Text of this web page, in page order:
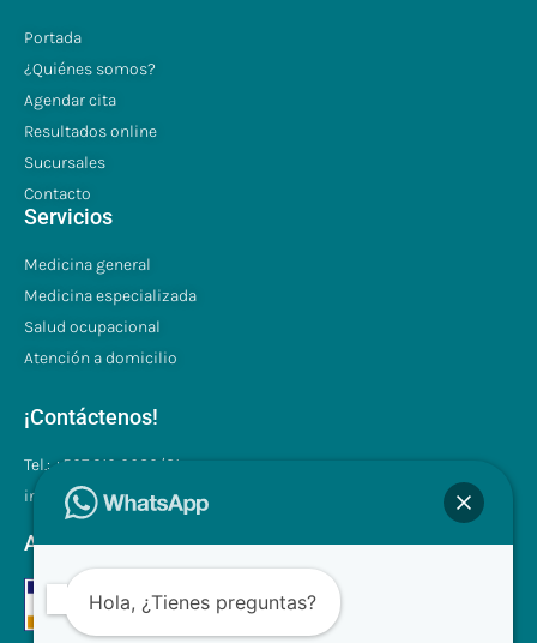
Portada
¿Quiénes somos?
Agendar cita
Resultados online
Sucursales
Contacto
Servicios
Medicina general
Medicina especializada
Salud ocupacional
Atención a domicilio
¡Contáctenos!
Tel.: +507 310 0680/81
info@clinilabpanama.com
Aceptamos
Hola, ¿Tienes preguntas?